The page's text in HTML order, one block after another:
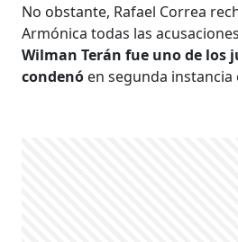
No obstante, Rafael Correa
Armónica todas las
Wilman Terán fue uno de los
condenó en segunda instancia